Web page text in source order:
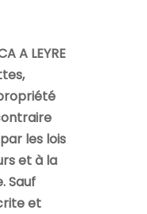
A LEYRE
les lois
et à la
Sauf
et